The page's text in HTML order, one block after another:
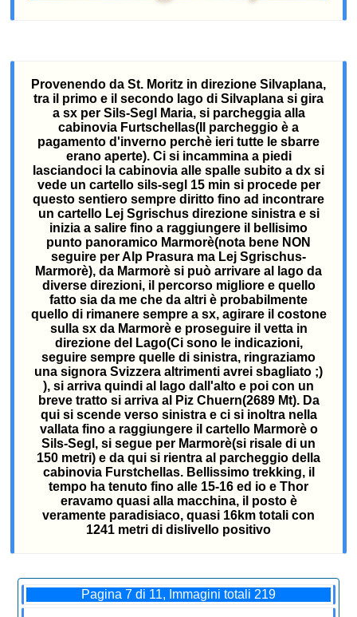
Provenendo da St. Moritz in direzione Silvaplana,
tra il primo e il secondo lago di Silvaplana si gira
a sx per Sils-Segl Maria, si parcheggia alla
cabinovia Furtschellas(Il parcheggio è a
pagamento d'inverno perchè ieri tutte le sbarre
erano aperte). Ci si incammina a piedi
lasciandoci la cabinovia alle spalle subito a dx si
vede un cartello sils-segl 15 min si procede per
questo sentiero sempre diritto fino ad incontrare
un cartello Lej Sgrischus direzione sinistra e si
inizia a salire fino a raggiungere il bellisimo
punto panoramico Marmorè(nota bene NON
seguire per Alp Prasura ma Lej Sgrischus-
Marmorè), da Marmorè si può arrivare al lago da
diverse direzioni, il percorso migliore e quello
fatto sia da me che da altri è probabilmente
quello di rimanere sempre a sx, agirare il costone
sulla sx da Marmorè e proseguire il vetta in
direzione del Lago(Ci sono le indicazioni,
seguire sempre quelle di sinistra, ringraziamo
una signora Svizzera altrimenti avrei sbagliato ;)
), si arriva quindi al lago dall'alto e poi con un
breve tratto si arriva al Piz Chuern(2689 Mt). Da
qui si scende verso sinistra e ci si inoltra nella
vallata fino a raggiungere il cartello Marmorè o
Sils-Segl, si segue per Marmorè(si risale di un
150 metri) e da qui si rientra al parcheggio della
cabinovia Furstchellas. Bellissimo trekking, il
tempo ha tenuto fino alle 15-16 ed io e Thor
eravamo quasi alla macchina, il posto è
veramente paradisiaco, quasi 16km totali con
1241 metri di dislivello positivo
Pagina 7 di 11, Immagini totali 219